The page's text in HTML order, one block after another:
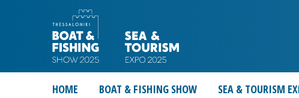
HOME BOAT & FISHING SHOW SEA & TOURISM